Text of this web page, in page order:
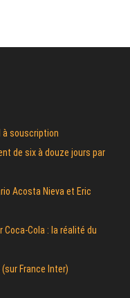
à souscription
de six à douze jours par
Acosta Nieva et Eric
Coca-Cola : la réalité du
France Inter)